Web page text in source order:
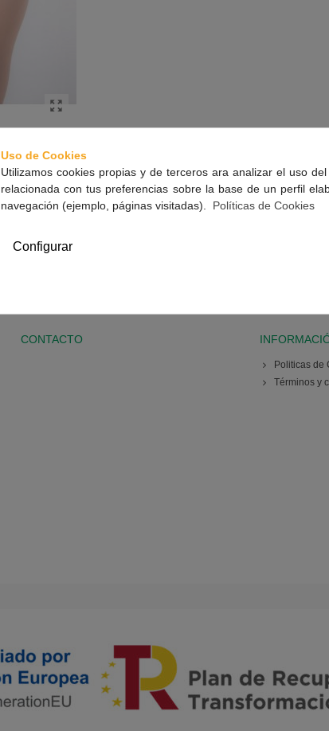
CONTACTO
Politicas de
Términos y
Uso de Cookies
Utilizamos cookies propias y de terceros ara analizar el uso
relacionada con tus preferencias sobre la base de un perfil
navegación (ejemplo, páginas visitadas). Políticas de Cookies
Configurar